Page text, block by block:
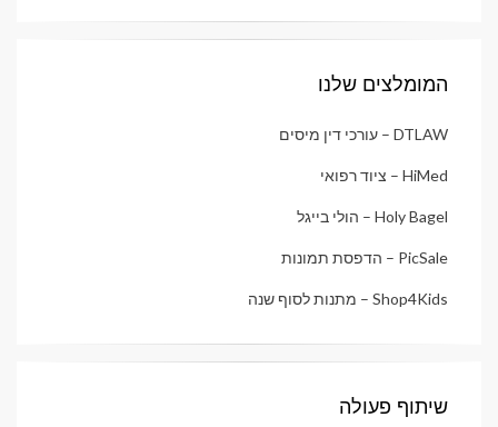
המומלצים שלנו
DTLAW – עורכי דין מיסים
HiMed – ציוד רפואי
Holy Bagel – הולי בייגל
PicSale – הדפסת תמונות
Shop4Kids – מתנות לסוף שנה
שיתוף פעולה